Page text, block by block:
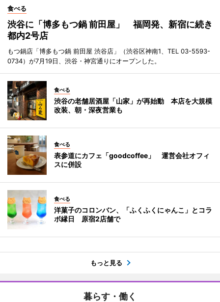
食べる
渋谷に「博多もつ鍋 前田屋」 福岡発、新宿に続き
都内2号店
もつ鍋店「博多もつ鍋 前田屋 渋谷店」（渋谷区神南1、TEL 03-5593-
0734）が7月19日、渋谷・神宮通りにオープンした。
食べる
渋谷の老舗居酒屋「山家」が再始動 本店を大規模
改装、朝・深夜営業も
食べる
表参道にカフェ「goodcoffee」 運営会社オフィ
スに併設
食べる
洋菓子のコロンバン、「ふくふくにゃんこ」とコラ
ボ縁日 原宿2店舗で
もっと見る
暮らす・働く